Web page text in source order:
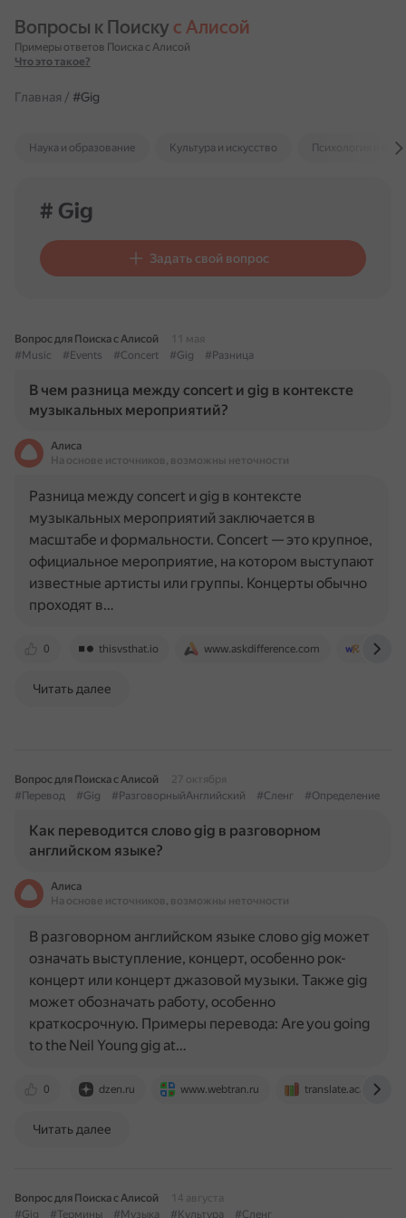
Вопросы к Поиску с Алисой
Примеры ответов Поиска с Алисой
Что это такое?
Главная / #Gig
Наука и образование Культура и искусство Психология и
# Gig
Задать свой вопрос
Вопрос для Поиска с Алисой
11 мая
#Music
#Events #Concert #Gig #Разница
В чем разница между concert и gig в контексте
музыкальных мероприятий?
Алиса
На основе источников, возможны неточности
0 thisvsthat.io www.askdifference.com
Разница между concert и gig в контексте
музыкальных мероприятий заключается в
масштабе и формальности. Concert — это крупное,
официальное мероприятие, на котором выступают
известные артисты или группы. Концерты обычно
проходят в…
Читать далее
Вопрос для Поиска с Алисой
27 октября
#Перевод
#Gig #РазговорныйАнглийский #Сленг #Определение
Как переводится слово gig в разговорном
английском языке?
Алиса
На основе источников, возможны неточности
0 dzen.ru www.webtran.ru
В разговорном английском языке слово gig может
означать выступление, концерт, особенно рок-
концерт или концерт джазовой музыки. Также gig
может обозначать работу, особенно
краткосрочную. Примеры перевода: Are you going
to the Neil Young gig at…
Читать далее
Вопрос для Поиска с Алисой
14 августа
#Gig
#Термины #Музыка #Культура #Сленг